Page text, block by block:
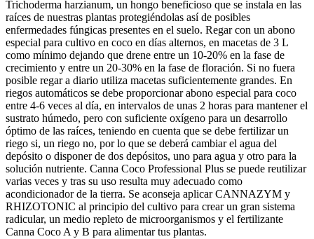
Trichoderma harzianum, un hongo beneficioso que se instala en las
raíces de nuestras plantas protegiéndolas así de posibles
enfermedades fúngicas presentes en el suelo. Regar con un abono
especial para cultivo en coco en días alternos, en macetas de 3 L
como mínimo dejando que drene entre un 10-20% en la fase de
crecimiento y entre un 20-30% en la fase de floración. Si no fuera
posible regar a diario utiliza macetas suficientemente grandes. En
riegos automáticos se debe proporcionar abono especial para coco
entre 4-6 veces al día, en intervalos de unas 2 horas para mantener el
sustrato húmedo, pero con suficiente oxígeno para un desarrollo
óptimo de las raíces, teniendo en cuenta que se debe fertilizar un
riego si, un riego no, por lo que se deberá cambiar el agua del
depósito o disponer de dos depósitos, uno para agua y otro para la
solución nutriente. Canna Coco Professional Plus se puede reutilizar
varias veces y tras su uso resulta muy adecuado como
acondicionador de la tierra. Se aconseja aplicar CANNAZYM y
RHIZOTONIC al principio del cultivo para crear un gran sistema
radicular, un medio repleto de microorganismos y el fertilizante
Canna Coco A y B para alimentar tus plantas.